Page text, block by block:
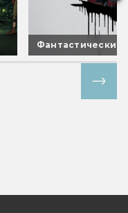
Фантастические